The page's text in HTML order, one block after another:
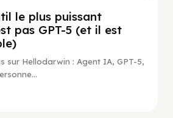
le plus puissant
pas GPT-5 (et il est
sur Hellodarwin : Agent IA, GPT-5,